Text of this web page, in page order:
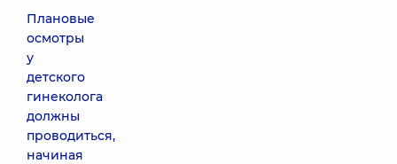
Плановые
осмотры
у
детского
гинеколога
должны
проводиться,
начиная